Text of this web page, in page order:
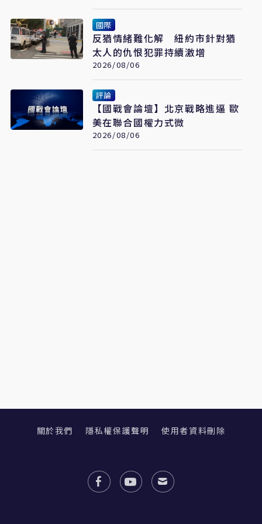
國際
反猶情緒難化解 紐約市針對猶
太人的仇恨犯罪持續激增
2026/08/06
評論
【國戰會論壇】北京戰略進逼 歐
美在聯合國權力式微
2026/08/06
關於我們 隱私權保護聲明 使用者資料刪除